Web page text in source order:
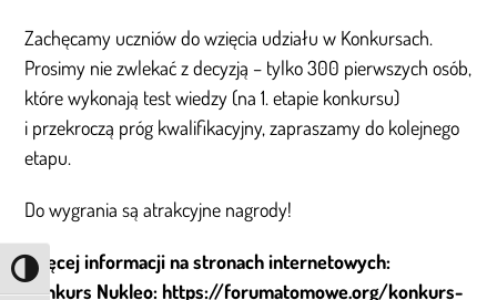
Przełącz wysoki kontrast
Zachęcamy uczniów do wzięcia udziału w Konkursach.
Prosimy nie zwlekać z decyzją – tylko 300 pierwszych osób,
które wykonają test wiedzy (na 1. etapie konkursu)
i przekroczą próg kwalifikacyjny, zapraszamy do kolejnego
etapu.
Do wygrania są atrakcyjne nagrody!
Więcej informacji na stronach internetowych:
Konkurs Nukleo: https://forumatomowe.org/konkurs-